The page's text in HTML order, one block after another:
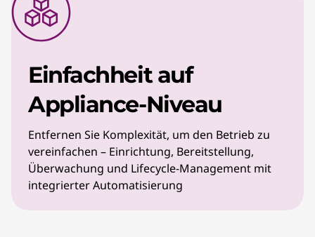
Einfachheit auf
Appliance-Niveau
Entfernen Sie Komplexität, um den Betrieb zu
vereinfachen – Einrichtung, Bereitstellung,
Überwachung und Lifecycle-Management mit
integrierter Automatisierung